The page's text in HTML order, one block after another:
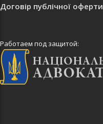
Договір публічної оферти
Работаем под защитой: